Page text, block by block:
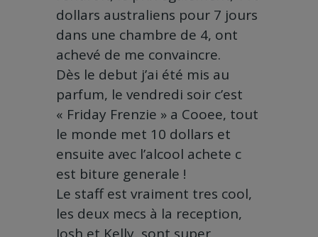
dollars australiens pour 7 jours
dans une chambre de 4, ont
achevé de me convaincre.
Dès le debut j’ai été mis au
parfum, le vendredi soir c’est
« Friday Frenzie » a Cooee, tout
le monde met 10 dollars et
ensuite avec l’alcool achete c
est biture generale !
Le staff est vraiment tres cool,
les deux mecs à la reception,